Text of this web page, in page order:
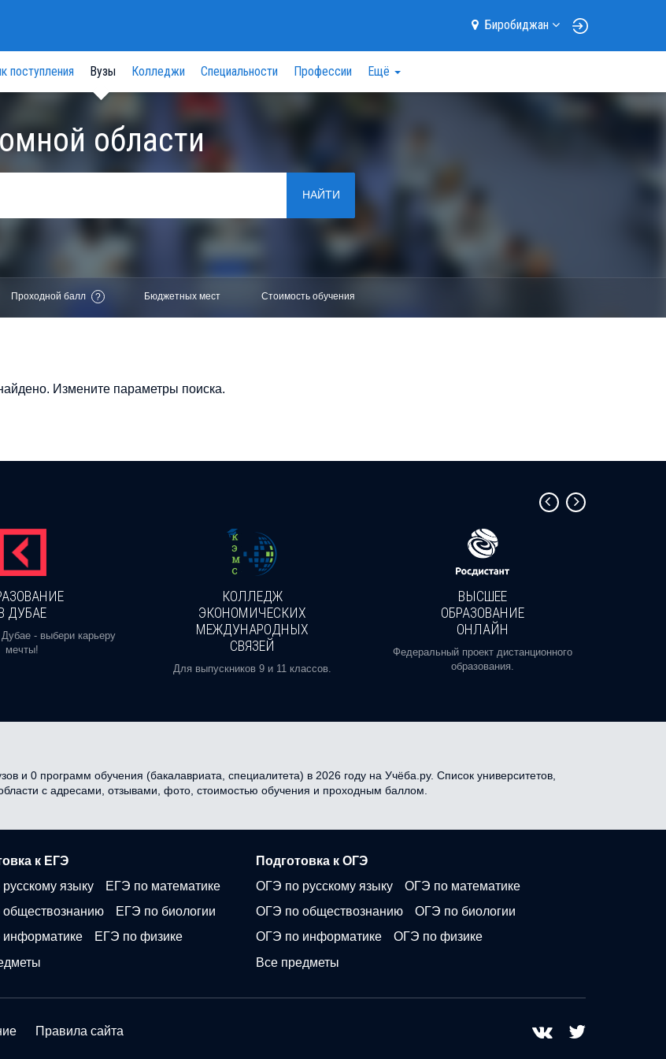
Биробиджан
поступления Вузы Колледжи Специальности Профессии Ещё
области
НАЙТИ
Проходной балл ? Бюджетных мест Стоимость обучения
Измените параметры поиска.
ДУБАЕ
- выбери карьеру
мечты!
КОЛЛЕДЖ
ЭКОНОМИЧЕСКИХ
МЕЖДУНАРОДНЫХ
СВЯЗЕЙ
Для выпускников 9 и 11 классов.
ВЫСШЕЕ
ОБРАЗОВАНИЕ
ОНЛАЙН
Федеральный проект дистанционного
образования.
и 0 программ обучения (бакалавриата, специалитета) в 2026 году на Учёба.ру. Список университетов,
с адресами, отзывами, фото, стоимостью обучения и проходным баллом.
к ЕГЭ
языку
ЕГЭ по математике
ЕГЭ по биологии
ЕГЭ по физике
Подготовка к ОГЭ
ОГЭ по русскому языку
ОГЭ по математике
ОГЭ по обществознанию
ОГЭ по биологии
ОГЭ по информатике
ОГЭ по физике
Все предметы
Правила сайта